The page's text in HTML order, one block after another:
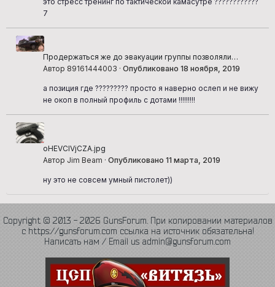
7
Продержаться же до эвакуации группы позволяли
грамотно выбранные огневые позиции
Автор 89161444003 · Опубликовано 18 ноября, 2019
а позиция где ????????? просто я наверно ослеп и не вижу
не окоп в полный профиль с дотами !!!!!!!!!
oHEVCIVjCZA.jpg
Автор Jim Beam · Опубликовано 11 марта, 2019
ну это не совсем умный пистолет))
Copyright © 2013 - 2026 GunsForum. При копировании материалов
с https://gunsforum.com ссылка на источник обязательна!
Написать нам / Email us admin@gunsforum.com